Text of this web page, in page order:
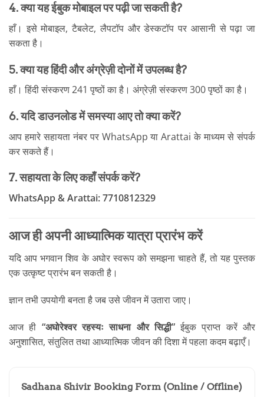
4. क्या यह ईबुक मोबाइल पर पढ़ी जा सकती है?
हाँ। इसे मोबाइल, टैबलेट, लैपटॉप और डेस्कटॉप पर आसानी से पढ़ा जा
सकता है।
5. क्या यह हिंदी और अंग्रेज़ी दोनों में उपलब्ध है?
हाँ। हिंदी संस्करण 241 पृष्ठों का है। अंग्रेज़ी संस्करण 300 पृष्ठों का है।
6. यदि डाउनलोड में समस्या आए तो क्या करें?
आप हमारे सहायता नंबर पर WhatsApp या Arattai के माध्यम से संपर्क
कर सकते हैं।
7. सहायता के लिए कहाँ संपर्क करें?
WhatsApp & Arattai:7710812329
आज ही अपनी आध्यात्मिक यात्रा प्रारंभ करें
यदि आप भगवान शिव के अघोर स्वरूप को समझना चाहते हैं, तो यह पुस्तक
एक उत्कृष्ट प्रारंभ बन सकती है।
ज्ञान तभी उपयोगी बनता है जब उसे जीवन में उतारा जाए।
आज ही “अघोरेश्वर रहस्यः साधना और सिद्धी”ईबुक प्राप्त करें और
अनुशासित, संतुलित तथा आध्यात्मिक जीवन की दिशा में पहला कदम बढ़ाएँ।
Sadhana Shivir Booking Form (Online / Offline)